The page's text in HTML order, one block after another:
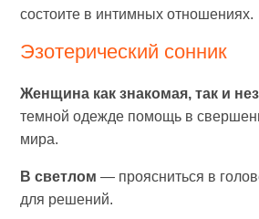
состоите в интимных отношениях.
Эзотерический сонник
Женщина как знакомая, так и
темной одежде помощь в
мира.
В светлом — проясниться в
для решений.